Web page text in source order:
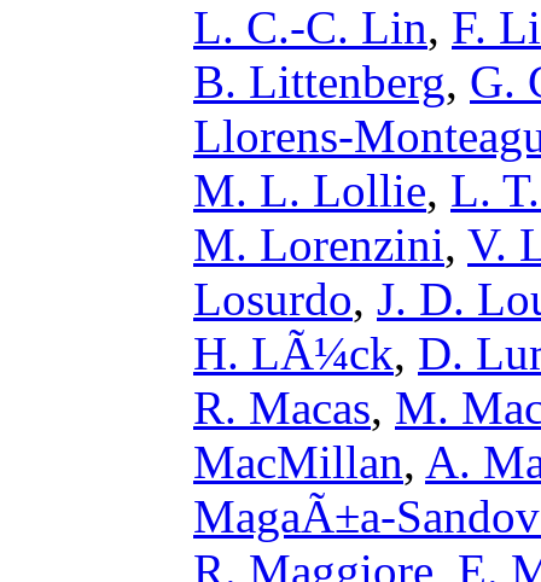
L. C.-C. Lin, F.
B. Littenberg, G.
Llorens-
M. L. Lollie, L.
M. Lorenzini, V.
Losurdo, J. D.
H. LÃ¼ck, D.
R. Macas, M.
MacMillan, A.
MagaÃ±a-
R. Maggiore E.